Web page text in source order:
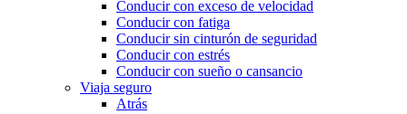
Conducir con exceso de velocidad
Conducir con fatiga
Conducir sin cinturón de seguridad
Conducir con estrés
Conducir con sueño o cansancio
Viaja seguro
Atrás